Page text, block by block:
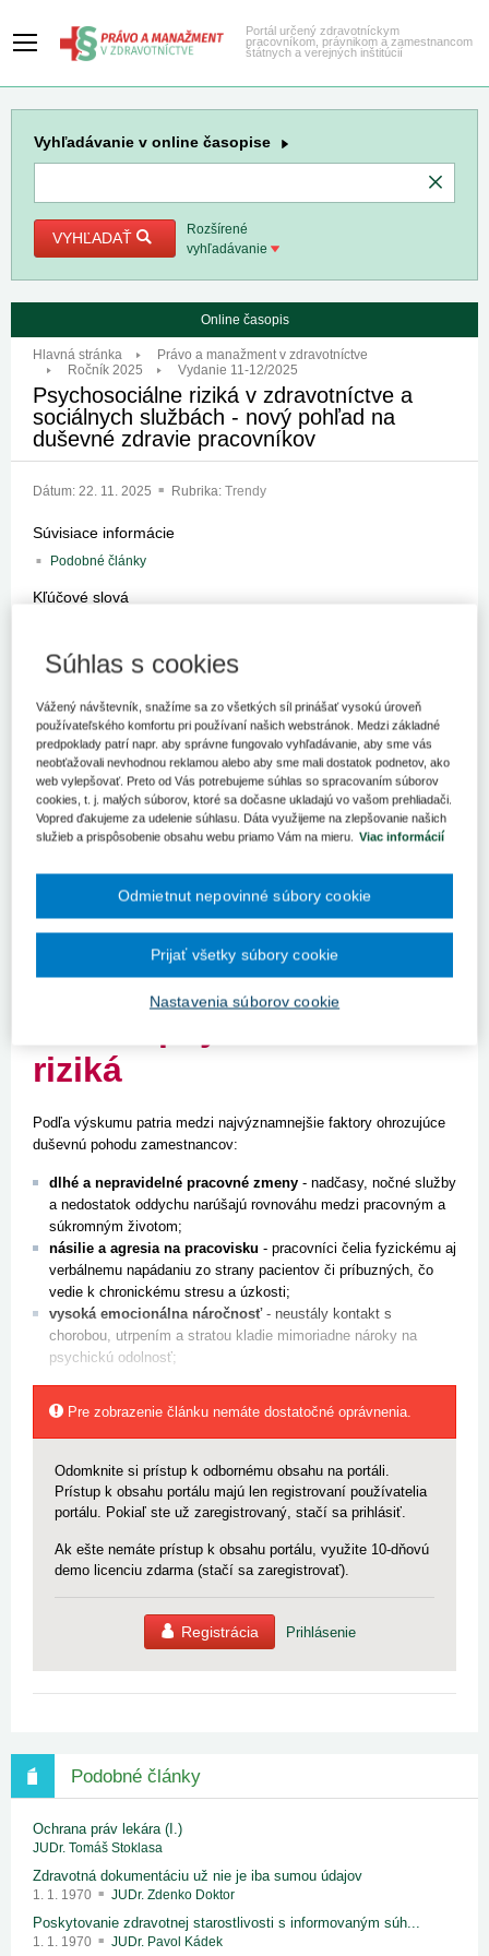
Portál určený zdravotníckym
pracovníkom, právnikom a zamestnancom
štátnych a verejných inštitúcií
Vyhľadávanie v online časopise
VYHĽADAŤ
Rozšírené
vyhľadávanie
Online časopis
Hlavná stránka
Právo a manažment v zdravotníctve
Ročník 2025
Vydanie 11-12/2025
Psychosociálne riziká v zdravotníctve a
sociálnych službách - nový pohľad na
duševné zdravie pracovníkov
Dátum: 22. 11. 2025 Rubrika: Trendy
Súvisiace informácie
Podobné články
Kľúčové slová
Zdravotníctvo a sociálna starostlivosť patria k najnáročnejším
odvetviam z hľadiska psychickej aj fyzickej záťaže. Najnovšie
zistenia Európskej agentúry pre bezpečnosť a ochranu
zdravia pri práci (ďalej len „EU-OSHA“) odhaľujú, že
pracovníci v týchto profesiách sú čoraz viac vystavení
psychosociálnym rizikám - od dlhých pracovných hodín a
neustáleho stresu, až po násilie a vysokú emocionálnu
záťaž.Podľa prieskumu EU-OSHA72 % pracovníkovv sektore
uviedlo, že sa pravidelne stretáva snáročnými pacientmi
alebo klientmi, a takmerjeden z dvochpociťujetrvalý časový
tlak. Tieto faktory prispievajú k psychickému vyčerpaniu,
znižujú motiváciu a zvyšujú riziko syndrómu vyhorenia, ktorý
je v zdravotníctve dlhodobo nadpriemerne rozšírený.
riziká
Podľa výskumu patria medzi najvýznamnejšie faktory ohrozujúce
duševnú pohodu zamestnancov:
dlhé a nepravidelné pracovné zmeny - nadčasy, nočné služby
a nedostatok oddychu narúšajú rovnováhu medzi pracovným a
súkromným životom;
násilie a agresia na pracovisku - pracovníci čelia fyzickému aj
verbálnemu napádaniu zo strany pacientov či príbuzných, čo
vedie k chronickému stresu a úzkosti;
vysoká emocionálna náročnosť- neustály kontakt s
chorobou, utrpením a stratou kladie mimoriadne nároky na
psychickú odolnosť;
Pre zobrazenie článku nemáte dostatočné oprávnenia.
Odomknite si prístup k odbornému obsahu na portáli.
Prístup k obsahu portálu majú len registrovaní používatelia
portálu. Pokiaľ ste už zaregistrovaný, stačí sa prihlásiť.
Ak ešte nemáte prístup k obsahu portálu, využite 10-dňovú
demo licenciu zdarma (stačí sa zaregistrovať).
Registrácia Prihlásenie
Podobné články
Ochrana práv lekára (I.)
JUDr. Tomáš Stoklasa
Zdravotná dokumentáciu už nie je iba sumou údajov
1. 1. 1970 JUDr. Zdenko Doktor
Poskytovanie zdravotnej starostlivosti s informovaným súh...
1. 1. 1970 JUDr. Pavol Kádek
Súhlas s cookies
Vážený návštevník, snažíme sa zo všetkých síl prinášať vysokú úroveň
používateľského komfortu pri používaní našich webstránok. Medzi základné
predpoklady patrí napr. aby správne fungovalo vyhľadávanie, aby sme vás
neobťažovali nevhodnou reklamou alebo aby sme mali dostatok podnetov, ako
web vylepšovať. Preto od Vás potrebujeme súhlas so spracovaním súborov
cookies, t. j. malých súborov, ktoré sa dočasne ukladajú vo vašom prehliadači.
Vopred ďakujeme za udelenie súhlasu. Dáta využijeme na zlepšovanie našich
služieb a prispôsobenie obsahu webu priamo Vám na mieru.
Viac informácií
Nastavenia súborov cookie
Odmietnut nepovinné súbory cookie
Prijať všetky súbory cookie